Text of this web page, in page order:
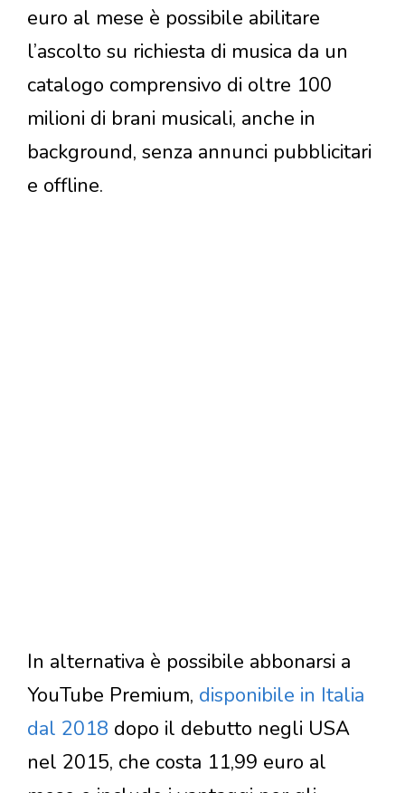
euro al mese è possibile abilitare
l’ascolto su richiesta di musica da un
catalogo comprensivo di oltre 100
milioni di brani musicali, anche in
background, senza annunci pubblicitari
e offline.
In alternativa è possibile abbonarsi a
YouTube Premium, disponibile in Italia
dal 2018 dopo il debutto negli USA
nel 2015, che costa 11,99 euro al